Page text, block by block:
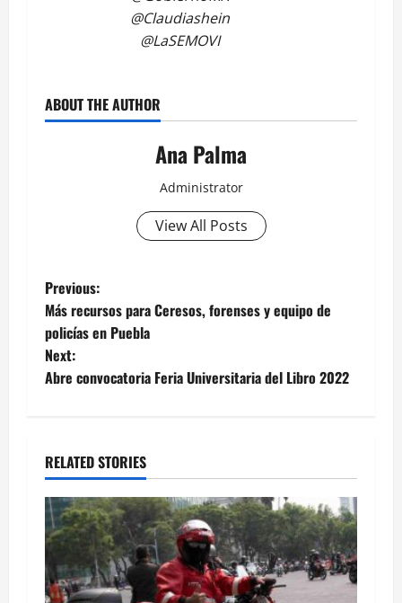
@Claudiashein
@LaSEMOVI
ABOUT THE AUTHOR
Ana Palma
Administrator
View All Posts
Post
navigation
Previous:
Más recursos para Ceresos, forenses y equipo de
policías en Puebla
Next:
Abre convocatoria Feria Universitaria del Libro 2022
RELATED STORIES